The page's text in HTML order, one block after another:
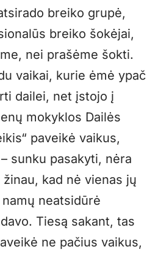
breiko grupė,
breiko šokėjai,
nei prašėme šokti.
vaikai, kurie ėmė ypač
dailei, net įstojo į
mokyklos Dailės
paveikė vaikus,
sunku pasakyti, nėra
kad nė vienas jų
neatsidūrė
Tiesą sakant, tas
ne pačius vaikus,